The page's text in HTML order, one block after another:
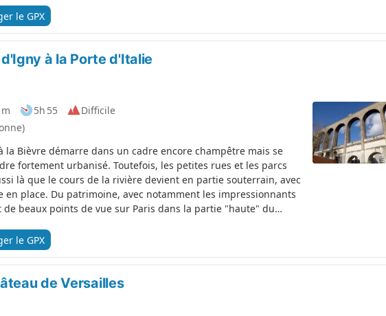
le GPX
à la Porte d'Italie
5h 55
Difficile
la Bièvre démarre dans un cadre encore champêtre mais se
fortement urbanisé. Toutefois, les petites rues et les parcs
là que le cours de la rivière devient en partie souterrain, avec
place. Du patrimoine, avec notamment les impressionnants
de beaux points de vue sur Paris dans la partie "haute" du
le GPX
de Versailles